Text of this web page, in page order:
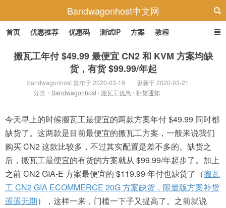
Bandwagonhost中文网
首页 优惠推荐 优惠码 测试IP 方案 教程
搬瓦工年付 $49.99 最便宜 CN2 和 KVM 方案均缺
货，有货 $99.99/年起
bandwagonhost 发布于 2020-03-19
更新于 2020-03-21
分类： Bandwagonhost/搬瓦工优惠/补货通知
今天早上的时候搬瓦工最便宜的两款方案年付 $49.99 同时都
缺货了。这两款是目前最便宜的搬瓦工方案，一般来说我们
购买 CN2 这款比较多，不过其实配置是差不多的。缺货之
后，搬瓦工最便宜的有货的方案就从 $99.99/年起步了。加上
之前 CN2 GIA-E 方案最便宜的 $119.99 年付也缺货了（搬瓦
工 CN2 GIA ECOMMERCE 20G 方案缺货，限量版方案补货
遥遥无期），这样一来，门槛一下子又提高了。之前就说